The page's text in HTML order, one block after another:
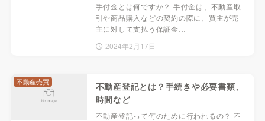
手付金とは何ですか？ 手付金は、不動産取
引や商品購入などの契約の際に、買主が売
主に対して支払う保証金…
2024年2月17日
不動産登記とは？手続きや必要書類、
時間など
不動産登記って何のために行われるの？ 不
不動産売買